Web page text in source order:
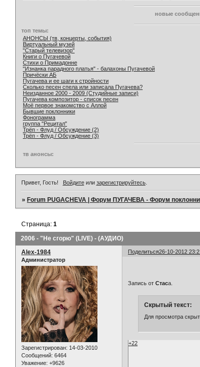
новые
топ темы:
АНОНСЫ (тв, концерты, события)
Виртуальный музей
"Старый телевизор"
Книги о Пугачевой
Стихи о Примадонне
"Изнанка парадного платья" - балахоны Пугачевой
Причёски АБ
Пугачева и ее шаги к стройности
Сколько песен спела или записала Пугачева?
Неизданное 2000 - 2009 (Студийные записи)
Пугачева композитор - список песен
Моё первое знакомство с Аллой
Бывшие поклонники
Фонограмма
группа "Рецитал"
Трёп - Флуд / Обсуждение (2)
Трёп - Флуд / Обсуждение (3)
тв анонсы:
Привет, Гость! Войдитеили зарегистрируйтесь.
»Forum PUGACHEVA | Форум ПУГАЧЕВА - Форум
2006 - "Не сгорю" (LIVE) - (АУДИО)
Страница:1
Поделиться26-10-2012
Alex-1984
Администратор
Зарегистрирован: 14-03-2010
Сообщений: 6464
Уважение: +9626
Запись отСтаса.
Скрытый текст:
Для просмотра
+22